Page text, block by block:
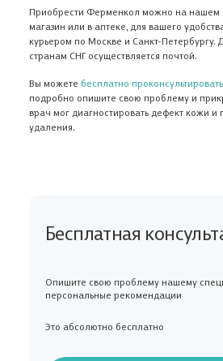
Приобрести Ферменкол можно на нашем
магазин или в аптеке, для вашего
курьером по Москве и Санкт-Петербургу.
странам СНГ осуществляется почтой.
Вы можете бесплатно
подробно опишите свою проблему и
врач мог диагностировать дефект кожи и
удаления.
Бесплатная
Опишите свою проблему нашему
персональные рекомендации
Это абсолютно бесплатно